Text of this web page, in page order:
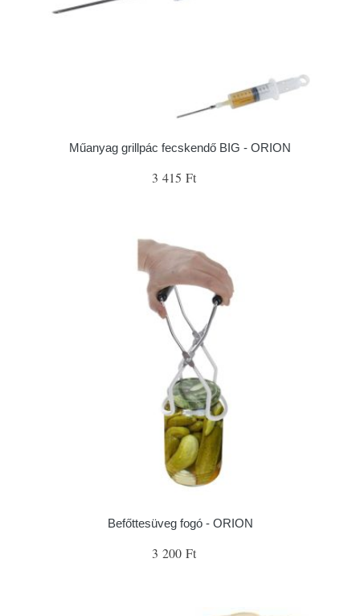
Műanyag grillpác fecskendő BIG - ORION
3 415 Ft
Befőttesüveg fogó - ORION
3 200 Ft